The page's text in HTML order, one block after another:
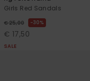
Girls Red Sandals
€ 25,00 30%
€ 17,50
SALE